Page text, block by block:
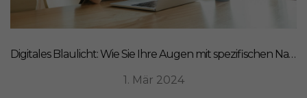
Digitales Blaulicht: Wie Sie Ihre Augen mit spezifischen Nahrungsergänzungsmitteln schützen können
1. Mär 2024